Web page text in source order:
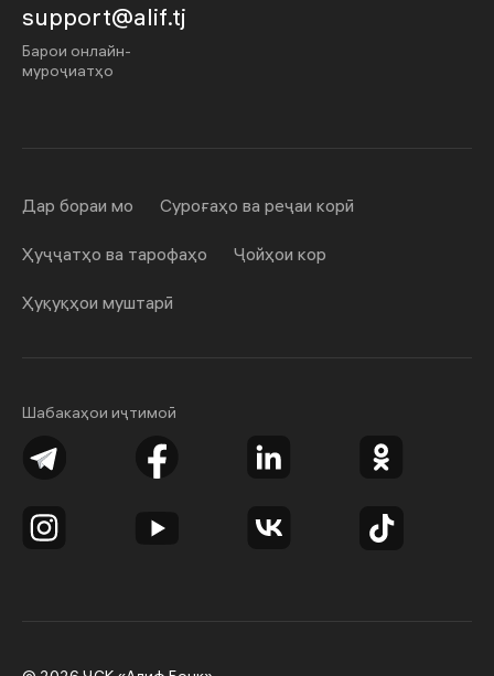
support@alif.tj
Барои онлайн-
муроҷиатҳо
Шабакаҳои иҷтимоӣ
Дар бораи мо Суроғаҳо ва реҷаи корӣ
Ҳуҷҷатҳо ва тарофаҳо Ҷойҳои кор
Ҳуқуқҳои муштарӣ